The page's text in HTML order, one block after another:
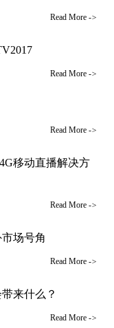
Read More ->
Read More ->
Read More ->
移动直播解决方
Read More ->
场号角
Read More ->
来什么？
Read More ->